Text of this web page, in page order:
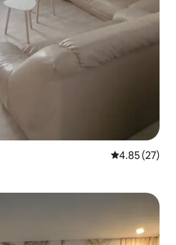
คะแนนเฉลี่ย
4.85 (27)